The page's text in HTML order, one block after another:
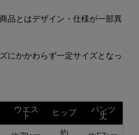
品とはデザイン・仕様が一部異
にかかわらず一定サイズとなっ
ウエス
ト ヒップ パンツ
丈
約